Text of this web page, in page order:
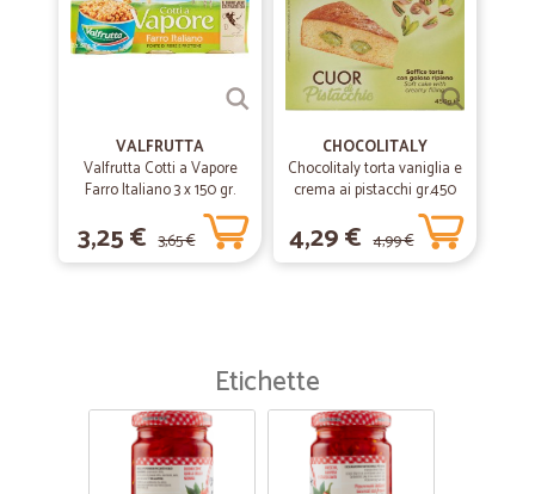
VALFRUTTA
Valfrutta Cotti a Vapore
Farro Italiano 3 x 150 gr.
3,25 € 3,65 €
CHOCOLITALY
Chocolitaly torta vaniglia e
crema ai pistacchi gr.450
4,29 € 4,99 €
Etichette